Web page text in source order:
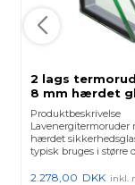
2 lags
8 mm hærdet
Produktbeskrivelse
Lavenergitermoruder
hærdet
typisk bruges i større
2.278,00 DKK inkl.